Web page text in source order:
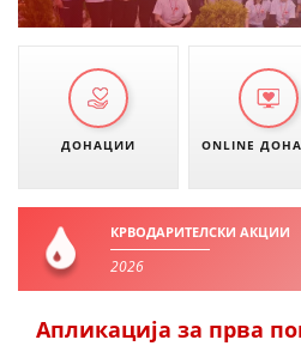
ДОГОВОРИ
ЗНАЧЕЊЕ НА
ДОНАЦИИ ONLINE
КРВОДАРИТЕЛСКИ АКЦИИ
2026
Апликација за прва